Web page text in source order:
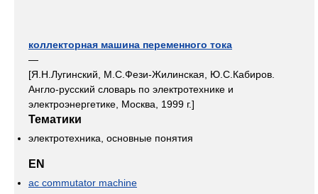
коллекторная машина переменного тока
—
[Я.Н.Лугинский, М.С.Фези-Жилинская, Ю.С.Кабиров.
Англо-русский словарь по электротехнике и
электроэнергетике, Москва, 1999 г.]
Тематики
электротехника, основные понятия
EN
ac commutator machine